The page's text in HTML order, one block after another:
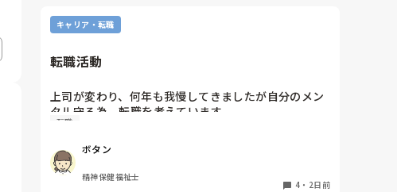
キャリア・転職
転職活動
上司が変わり、何年も我慢してきましたが自分のメン
タル守る為、転職を考えています。
納得できる仕事に出会うまでの間
②系列の他職場に移動する
皆さんならどうしますか？
転職
ボタン
精神保健福祉士
4 ・ 2日前